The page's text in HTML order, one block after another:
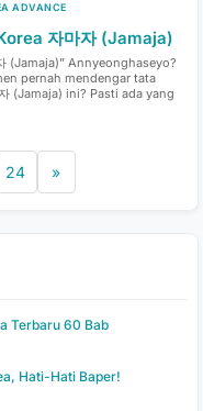
ADVANCE
자마자 (Jamaja)
(Jamaja)” Annyeonghaseyo?
pernah mendengar tata
(Jamaja) ini? Pasti ada yang
24 »
Terbaru 60 Bab
Hati-Hati Baper!